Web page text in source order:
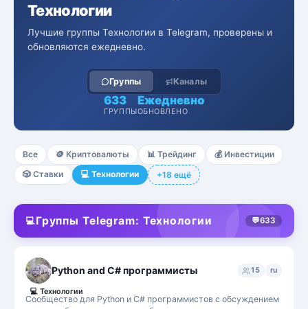
Технологии
Лучшие группы Технологии в Telegram, проверены и
обновляются ежедневно.
Группы Каналы
633
ГРУППЫ
Ежедневно
ОБНОВЛЕНО
Все 🪙 Криптовалюты 📊 Трейдинг 💰 Инвестиции
🎲 Ставки 💻 Технологии +18 ещё
💻 Группы Telegram: Технологии 💬633
Python and C# программисты 15 ru
Сообщество для Python и C# программистов с обсуждением
💻 Технологии